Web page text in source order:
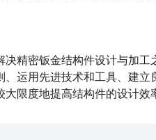
决精密钣金结构件设计与加工
、运用先进技术和工具、建
限度地提高结构件的设计效